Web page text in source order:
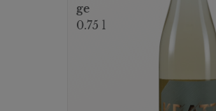
ge
0.75 l